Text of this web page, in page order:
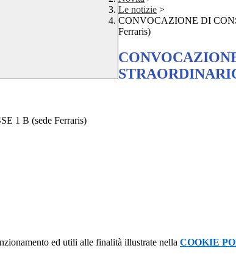
Le notizie >
CONVOCAZIONE DI
Ferraris)
1 B (sede Ferraris)
ed utili alle finalità illustrate nella COOKIE